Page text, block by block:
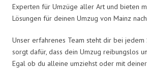
Experten für Umzüge aller Art und bieten
Lösungen für deinen Umzug von Mainz
Unser erfahrenes Team steht dir bei jedem
sorgt dafür, dass dein Umzug reibungslos
Egal ob du alleine umziehst oder mit